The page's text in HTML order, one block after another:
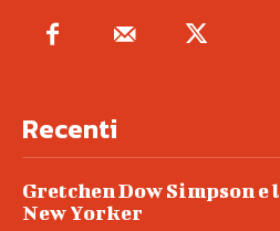
Recenti
Gretchen Dow Simpson e
New Yorker